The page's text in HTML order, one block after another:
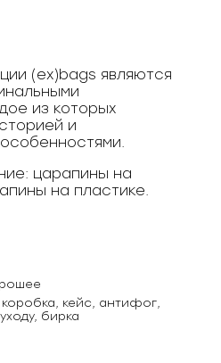
(ex)bags являются
из которых
и
царапины на
на пластике.
кейс, антифог,
бирка